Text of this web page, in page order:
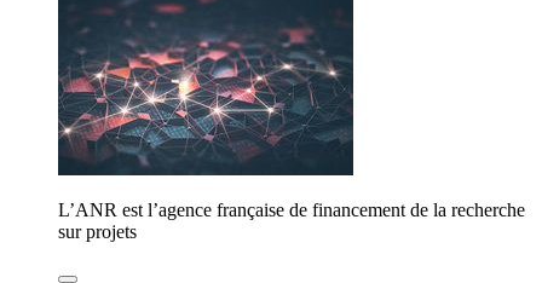
L’ANR est l’agence française de financement de la recherche
sur projets